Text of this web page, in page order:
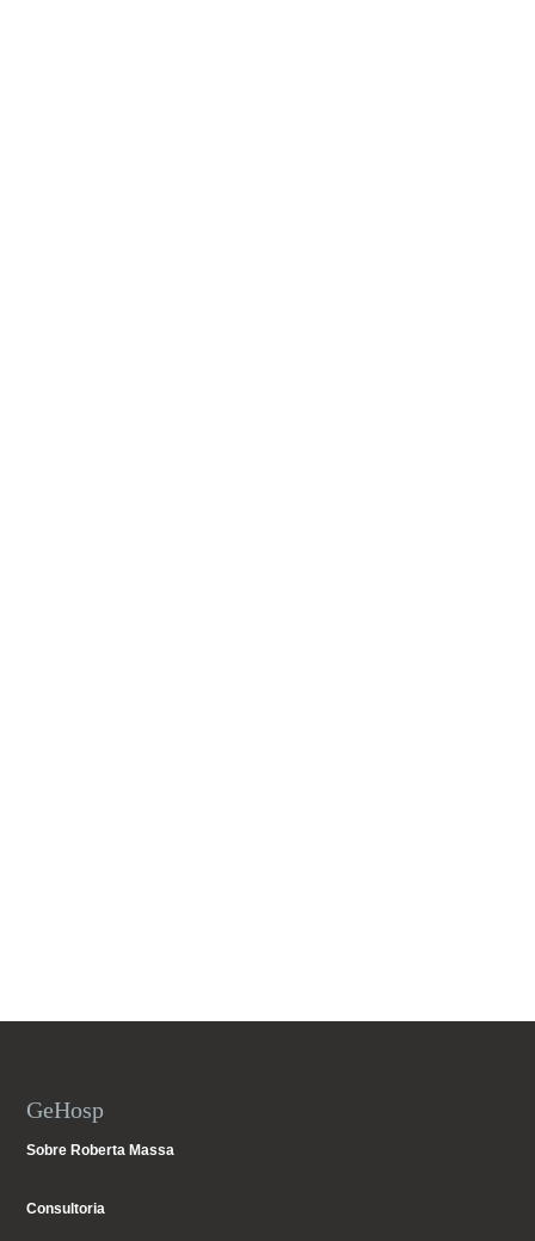
GeHosp
Sobre Roberta Massa
Consultoria